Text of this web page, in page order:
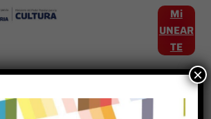
Mi
UNEAR
TE
×